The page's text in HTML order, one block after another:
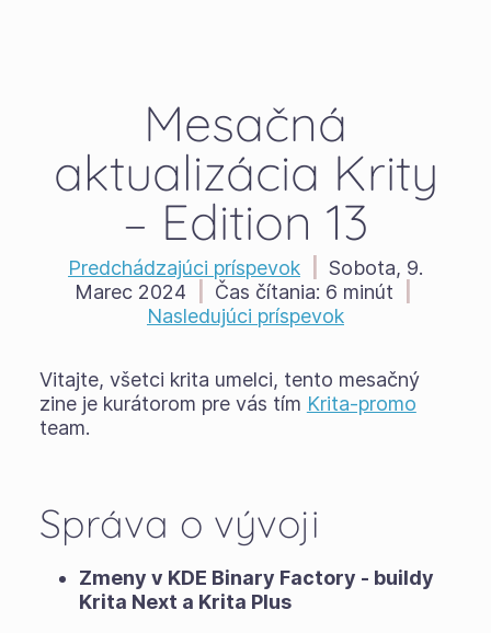
Mesačná
aktualizácia Krity
– Edition 13
Predchádzajúci príspevok
Sobota, 9.
Marec 2024
Čas čítania: 6 minút
Nasledujúci príspevok
Vitajte, všetci krita umelci, tento mesačný
zine je kurátorom pre vás tím Krita-promo
team.
Správa o vývoji
Zmeny v KDE Binary Factory - buildy
Krita Next a Krita Plus